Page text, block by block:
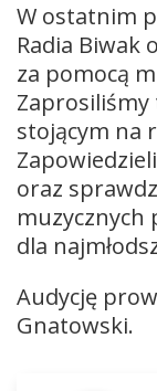
W ostatnim
Radia Biwak
za pomocą
stojącym na
oraz
muzycznych
dla
Audycję
Gnatowski.